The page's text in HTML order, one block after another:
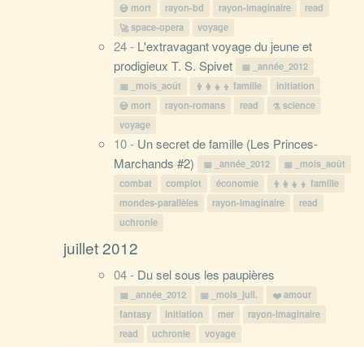
mort
rayon-bd rayon-imaginaire
read
space-opera
voyage
24 - L'extravagant voyage du jeune et
prodigieux T. S. Spivet
_année_2012
_mois_août
famille
initiation
mort
rayon-romans read
science
voyage
10 - Un secret de famille (Les Princes-
Marchands #2)
_année_2012
_mois_août
combat
complot économie
famille
mondes-parallèles
rayon-imaginaire
read
uchronie
juillet 2012
04 - Du sel sous les paupières
_année_2012 _mois_juil.
amour
fantasy
initiation mer
rayon-imaginaire
read
uchronie voyage